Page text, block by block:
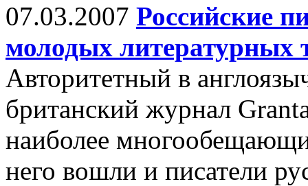
07.03.2007 Российские
молодых
Авторитетный в
британский журнал
наиболее
него вошли и писатели